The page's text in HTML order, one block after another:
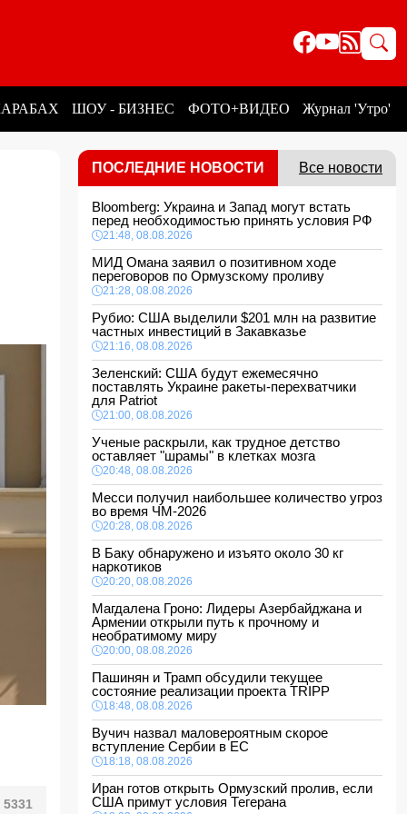
ШОУ - БИЗНЕС ФОТО+ВИДЕО Журнал 'Утро'
5331
ПОСЛЕДНИЕ НОВОСТИ Все новости
Bloomberg: Украина и Запад могут встать
перед необходимостью принять условия РФ
21:48, 08.08.2026
МИД Омана заявил о позитивном ходе
переговоров по Ормузскому проливу
21:28, 08.08.2026
Рубио: США выделили $201 млн на развитие
частных инвестиций в Закавказье
21:16, 08.08.2026
Зеленский: США будут ежемесячно
поставлять Украине ракеты-перехватчики
для Patriot
21:00, 08.08.2026
Ученые раскрыли, как трудное детство
оставляет "шрамы" в клетках мозга
20:48, 08.08.2026
Месси получил наибольшее количество угроз
во время ЧМ-2026
20:28, 08.08.2026
В Баку обнаружено и изъято около 30 кг
наркотиков
20:20, 08.08.2026
Магдалена Гроно: Лидеры Азербайджана и
Армении открыли путь к прочному и
необратимому миру
20:00, 08.08.2026
Пашинян и Трамп обсудили текущее
состояние реализации проекта TRIPP
18:48, 08.08.2026
Вучич назвал маловероятным скорое
вступление Сербии в ЕС
18:18, 08.08.2026
Иран готов открыть Ормузский пролив, если
США примут условия Тегерана